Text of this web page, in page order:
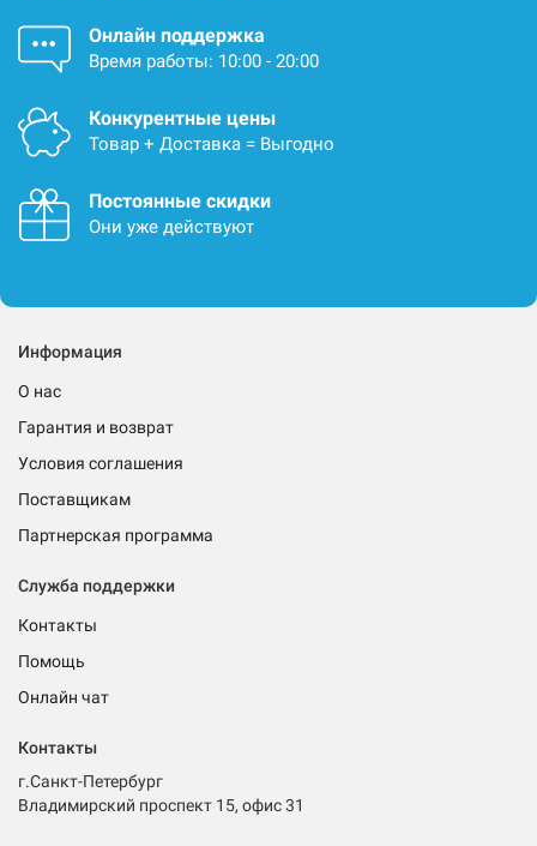
Онлайн поддержка
Время работы: 10:00 - 20:00
Конкурентные цены
Товар + Доставка = Выгодно
Постоянные скидки
Они уже действуют
Информация
О нас
Гарантия и возврат
Условия соглашения
Поставщикам
Партнерская программа
Служба поддержки
Контакты
Помощь
Онлайн чат
Контакты
г.Санкт-Петербург
Владимирский проспект 15, офис 31